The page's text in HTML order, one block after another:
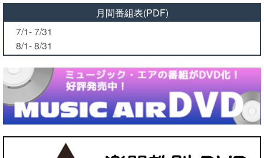
月間番組表(PDF)
7/1- 7/31
8/1- 8/31